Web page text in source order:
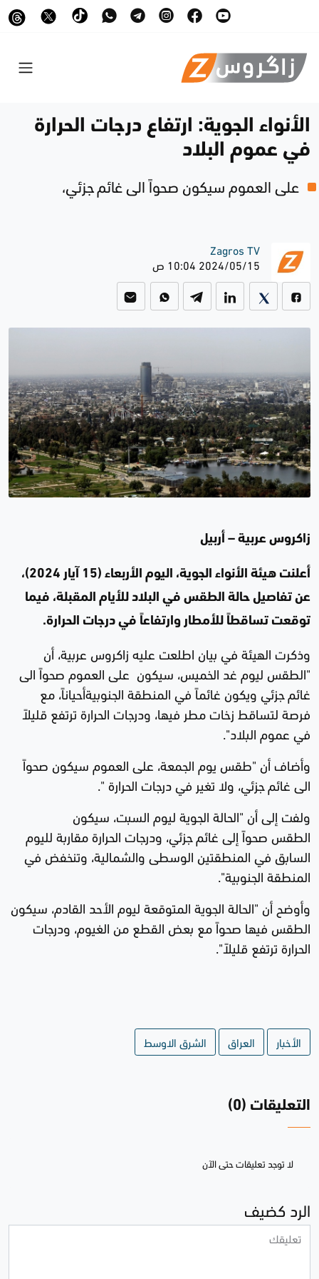
الأنواء الجوية: ارتفاع درجات الحرارة
في عموم البلاد
على العموم سيكون صحواً الى غائم جزئي،
Zagros TV
2024/05/15 10:04 ص
زاكروس عربية – أربيل
أعلنت هيئة الأنواء الجوية، اليوم الأربعاء (15 آيار 2024)،
عن تفاصيل حالة الطقس في البلاد للأيام المقبلة، فيما
توقعت تساقطاً للأمطار وارتفاعاً في درجات الحرارة.
وذكرت الهيئة في بيان اطلعت عليه زاكروس عربية، أن
"الطقس ليوم غد الخميس، سيكون على العموم صحواً الى
غائم جزئي ويكون غائماً في المنطقة الجنوبيةأحياناً، مع
فرصة لتساقط زخات مطر فيها، ودرجات الحرارة ترتفع قليلاً
في عموم البلاد".
وأضاف أن "طقس يوم الجمعة، على العموم سيكون صحواً
الى غائم جزئي، ولا تغير في درجات الحرارة ".
ولفت إلى أن "الحالة الجوية ليوم السبت، سيكون
الطقس صحواً إلى غائم جزئي، ودرجات الحرارة مقاربة لليوم
السابق في المنطقتين الوسطى والشمالية، وتنخفض في
المنطقة الجنوبية".
وأوضح أن "الحالة الجوية المتوقعة ليوم الأحد القادم، سيكون
الطقس فيها صحواً مع بعض القطع من الغيوم، ودرجات
الحرارة ترتفع قليلاً".
الأخبار العراق الشرق الاوسط
التعليقات (0)
لا توجد تعليقات حتى الآن
الرد كضيف